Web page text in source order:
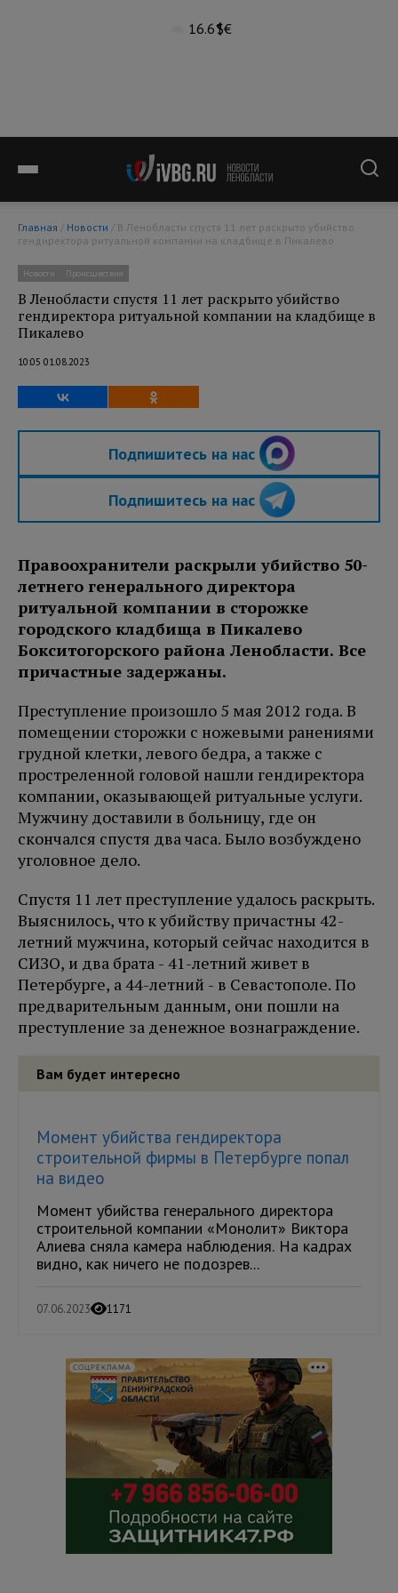
16.6°$€
Главная / Новости
гендиректора ритуальной компании на кладбище в Пикалево
Новости Происшествия
В Ленобласти спустя 11 лет раскрыто убийство
гендиректора ритуальной компании на кладбище в
Пикалево
10:05 01.08.2023
Подпишитесь на нас
Подпишитесь на нас
Правоохранители раскрыли убийство 50-
летнего генерального директора
ритуальной компании в сторожке
городского кладбища в Пикалево
Бокситогорского района Ленобласти. Все
причастные задержаны.
Преступление произошло 5 мая 2012 года. В
помещении сторожки с ножевыми ранениями
грудной клетки, левого бедра, а также с
простреленной головой нашли гендиректора
компании, оказывающей ритуальные услуги.
Мужчину доставили в больницу, где он
скончался спустя два часа. Было возбуждено
уголовное дело.
Спустя 11 лет преступление удалось раскрыть.
Выяснилось, что к убийству причастны 42-
летний мужчина, который сейчас находится в
СИЗО, и два брата - 41-летний живет в
Петербурге, а 44-летний - в Севастополе. По
предварительным данным, они пошли на
преступление за денежное вознаграждение.
Вам будет интересно
Момент убийства гендиректора
строительной фирмы в Петербурге попал
на видео
Момент убийства генерального директора
строительной компании «Монолит» Виктора
Алиева сняла камера наблюдения. На кадрах
видно, как ничего не подозрев...
07.06.2023 1171
СОЦРЕКЛАМА